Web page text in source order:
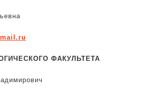
ФАКУЛЬТЕТА